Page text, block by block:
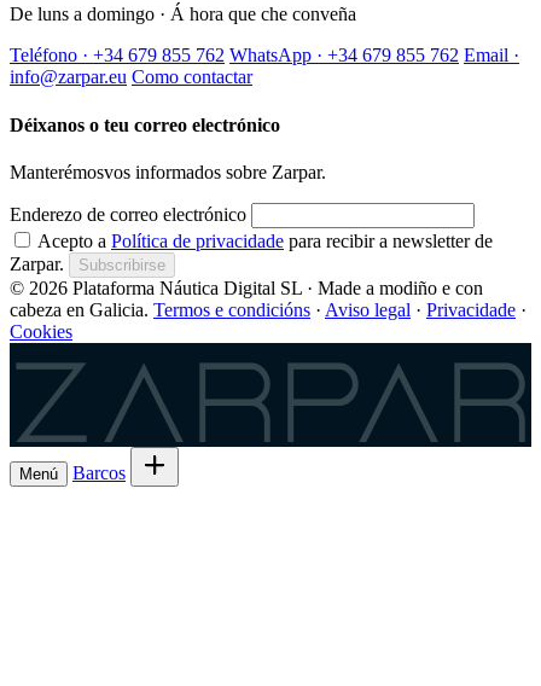
De luns a domingo · Á hora que che conveña
Teléfono · +34 679 855 762 WhatsApp · +34 679 855 762 Email ·
info@zarpar.eu Como contactar
Déixanos o teu correo electrónico
Manterémosvos informados sobre Zarpar.
Enderezo de correo electrónico
Acepto a Política de privacidade para recibir a newsletter de
Zarpar.
Subscribirse
© 2026 Plataforma Náutica Digital SL · Made a modiño e con
cabeza en Galicia. Termos e condicións · Aviso legal · Privacidade ·
Cookies
Zarpar
Menú Barcos